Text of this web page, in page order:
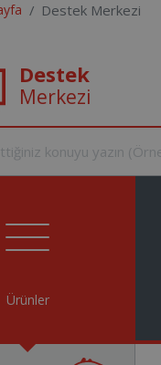
Destek Merkezi
Destek
Merkezi
Ürünler